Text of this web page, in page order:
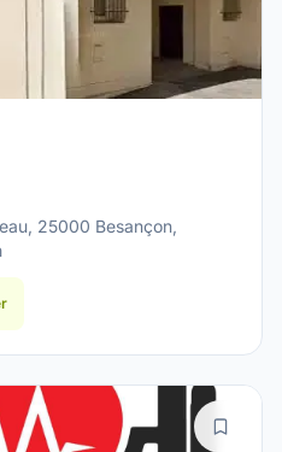
25000 Besançon,